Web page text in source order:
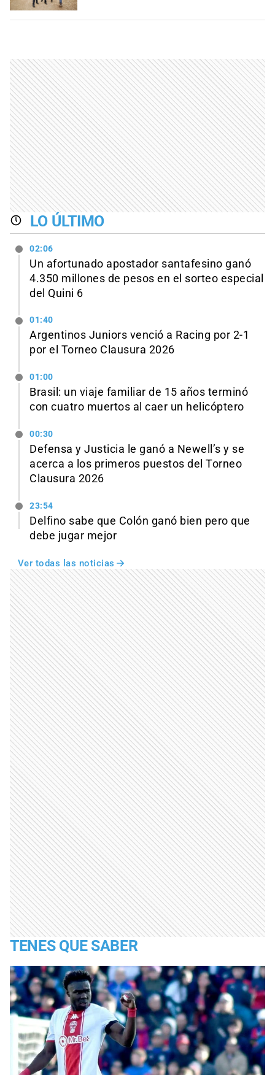
LO ÚLTIMO
02:06
Un afortunado apostador santafesino ganó
4.350 millones de pesos en el sorteo especial
del Quini 6
01:40
Argentinos Juniors venció a Racing por 2-1
por el Torneo Clausura 2026
01:00
Brasil: un viaje familiar de 15 años terminó
con cuatro muertos al caer un helicóptero
00:30
Defensa y Justicia le ganó a Newell’s y se
acerca a los primeros puestos del Torneo
Clausura 2026
23:54
Delfino sabe que Colón ganó bien pero que
debe jugar mejor
Ver todas las noticias
TENES QUE SABER